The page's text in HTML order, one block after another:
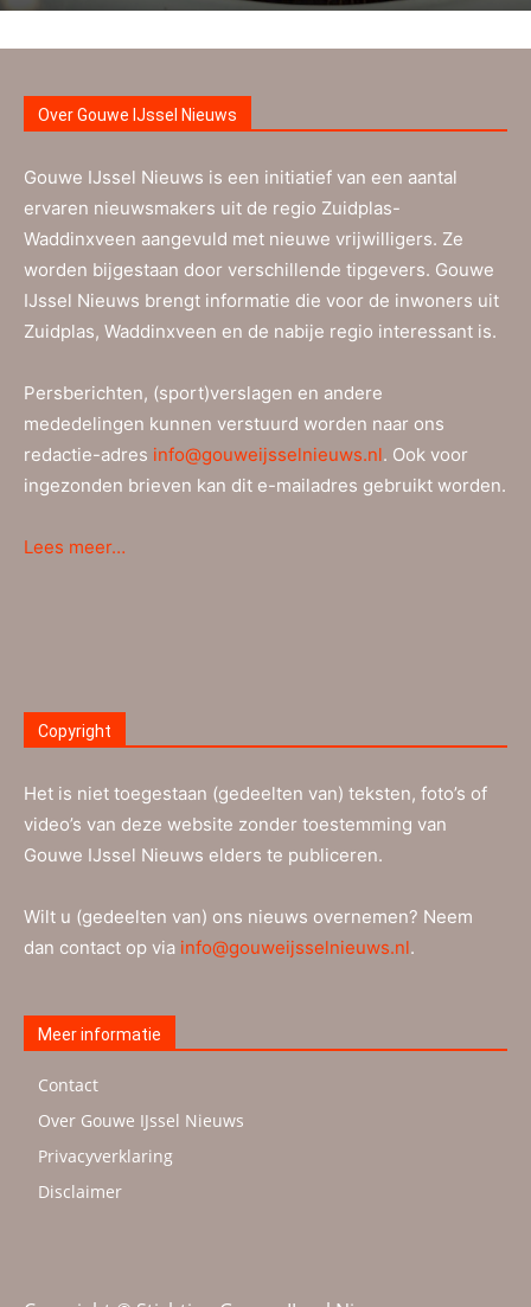
Over Gouwe IJssel Nieuws
Gouwe IJssel Nieuws is een initiatief van een aantal
ervaren nieuwsmakers uit de regio Zuidplas-
Waddinxveen aangevuld met nieuwe vrijwilligers. Ze
worden bijgestaan door verschillende tipgevers. Gouwe
IJssel Nieuws brengt informatie die voor de inwoners uit
Zuidplas, Waddinxveen en de nabije regio interessant is.
Persberichten, (sport)verslagen en andere
mededelingen kunnen verstuurd worden naar ons
redactie-adres info@gouweijsselnieuws.nl. Ook voor
ingezonden brieven kan dit e-mailadres gebruikt worden.
Lees meer…
Copyright
Het is niet toegestaan (gedeelten van) teksten, foto’s of
video’s van deze website zonder toestemming van
Gouwe IJssel Nieuws elders te publiceren.
Wilt u (gedeelten van) ons nieuws overnemen? Neem
dan contact op via info@gouweijsselnieuws.nl.
Meer informatie
Contact
Over Gouwe IJssel Nieuws
Privacyverklaring
Disclaimer